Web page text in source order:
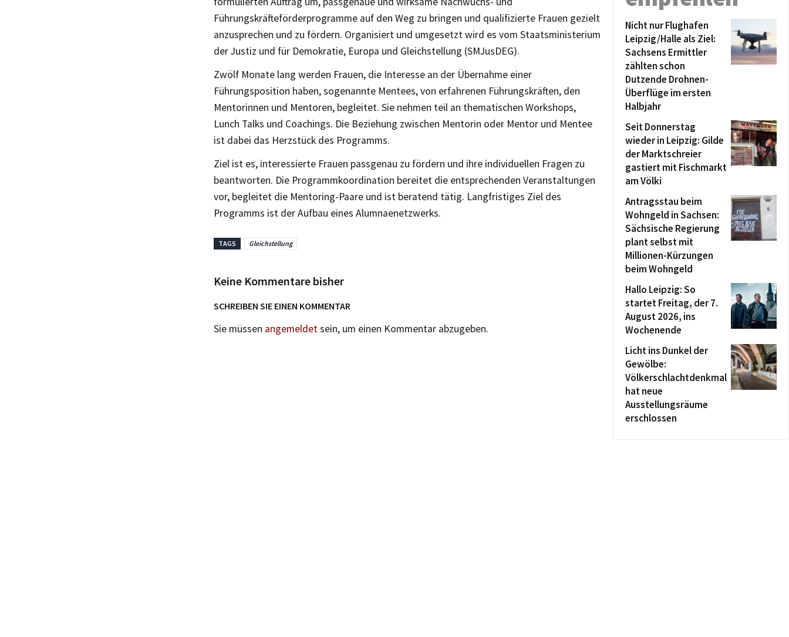
Führungskräfteförderprogramme auf den Weg zu bringen und qualifizierte Frauen gezielt
anzusprechen und zu fördern. Organisiert und umgesetzt wird es vom Staatsministerium
der Justiz und für Demokratie, Europa und Gleichstellung (SMJusDEG).
Zwölf Monate lang werden Frauen, die Interesse an der Übernahme einer
Führungsposition haben, sogenannte Mentees, von erfahrenen Führungskräften, den
Mentorinnen und Mentoren, begleitet. Sie nehmen teil an thematischen Workshops,
Lunch Talks und Coachings. Die Beziehung zwischen Mentorin oder Mentor und Mentee
ist dabei das Herzstück des Programms.
Ziel ist es, interessierte Frauen passgenau zu fördern und ihre individuellen Fragen zu
beantworten. Die Programmkoordination bereitet die entsprechenden Veranstaltungen
vor, begleitet die Mentoring-Paare und ist beratend tätig. Langfristiges Ziel des
Programms ist der Aufbau eines Alumnaenetzwerks.
TAGS Gleichstellung
Keine Kommentare bisher
SCHREIBEN SIE EINEN KOMMENTAR
Sie müssen angemeldetsein, um einen Kommentar abzugeben.
Nicht nur Flughafen
Leipzig/Halle als Ziel:
Sachsens Ermittler
zählten schon
Dutzende Drohnen-
Überflüge im ersten
Halbjahr
Seit Donnerstag
wieder in Leipzig: Gilde
der Marktschreier
gastiert mit Fischmarkt
am Völki
Antragsstau beim
Wohngeld in Sachsen:
Sächsische Regierung
plant selbst mit
Millionen-Kürzungen
beim Wohngeld
Hallo Leipzig: So
startet Freitag, der 7.
August 2026, ins
Wochenende
Licht ins Dunkel der
Gewölbe:
Völkerschlachtdenkmal
hat neue
Ausstellungsräume
erschlossen